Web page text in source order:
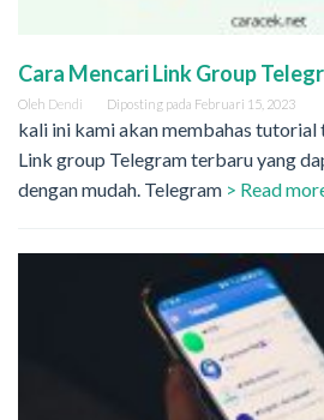
Cara Mencari Link Group
Oleh Dendi Diposting pada Februari 15, 2023
kali ini kami akan membahas tutorial
Link group Telegram terbaru yang
dengan mudah. Telegram > Read